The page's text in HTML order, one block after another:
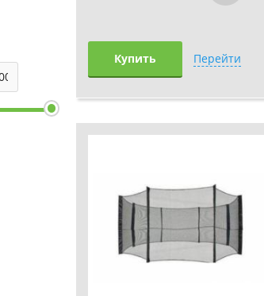
Купить Перейти